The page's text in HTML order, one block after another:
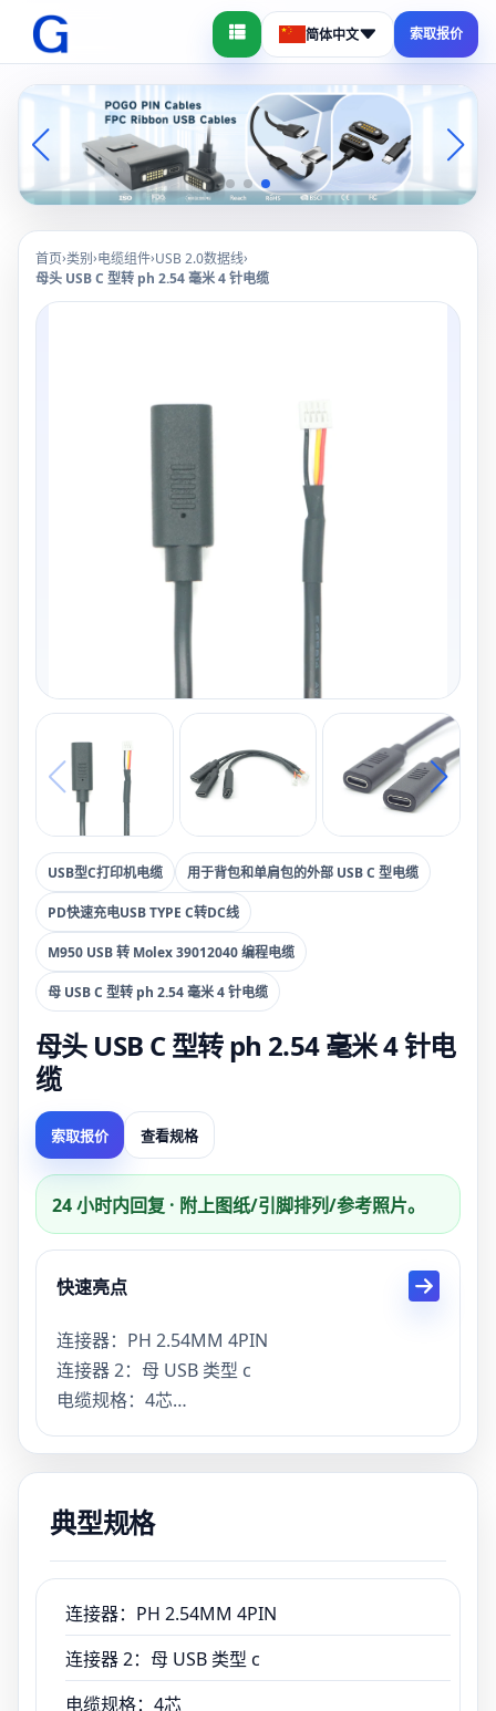
简体中文 索取报价
首页›类别›电缆组件›USB 2.0数据线›
母头 USB C 型转 ph 2.54 毫米 4 针电缆
USB型C打印机电缆 用于背包和单肩包的外部 USB C 型电缆
PD快速充电USB TYPE C转DC线
M950 USB 转 Molex 39012040 编程电缆
母 USB C 型转 ph 2.54 毫米 4 针电缆
母头 USB C 型转 ph 2.54 毫米 4 针电
缆
索取报价 查看规格
24 小时内回复 · 附上图纸/引脚排列/参考照片。
快速亮点
连接器：PH 2.54MM 4PIN
连接器 2：母 USB 类型 c
电缆规格：4芯
长度：30cm
交货时间：15天
线
典型规格
连接器：PH 2.54MM 4PIN
连接器 2：母 USB 类型 c
电缆规格：4芯